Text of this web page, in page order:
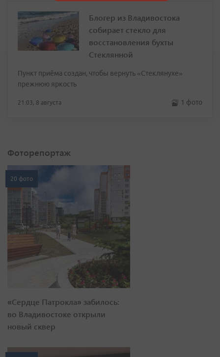
Блогер из Владивостока
собирает стекло для
восстановления бухты
Стеклянной
Пункт приёма создан, чтобы вернуть «Стеклянухе»
прежнюю яркость
21:03, 8 августа 1 фото
Фоторепортаж
20 фото
«Сердце Патрокла» забилось:
во Владивостоке открыли
новый сквер